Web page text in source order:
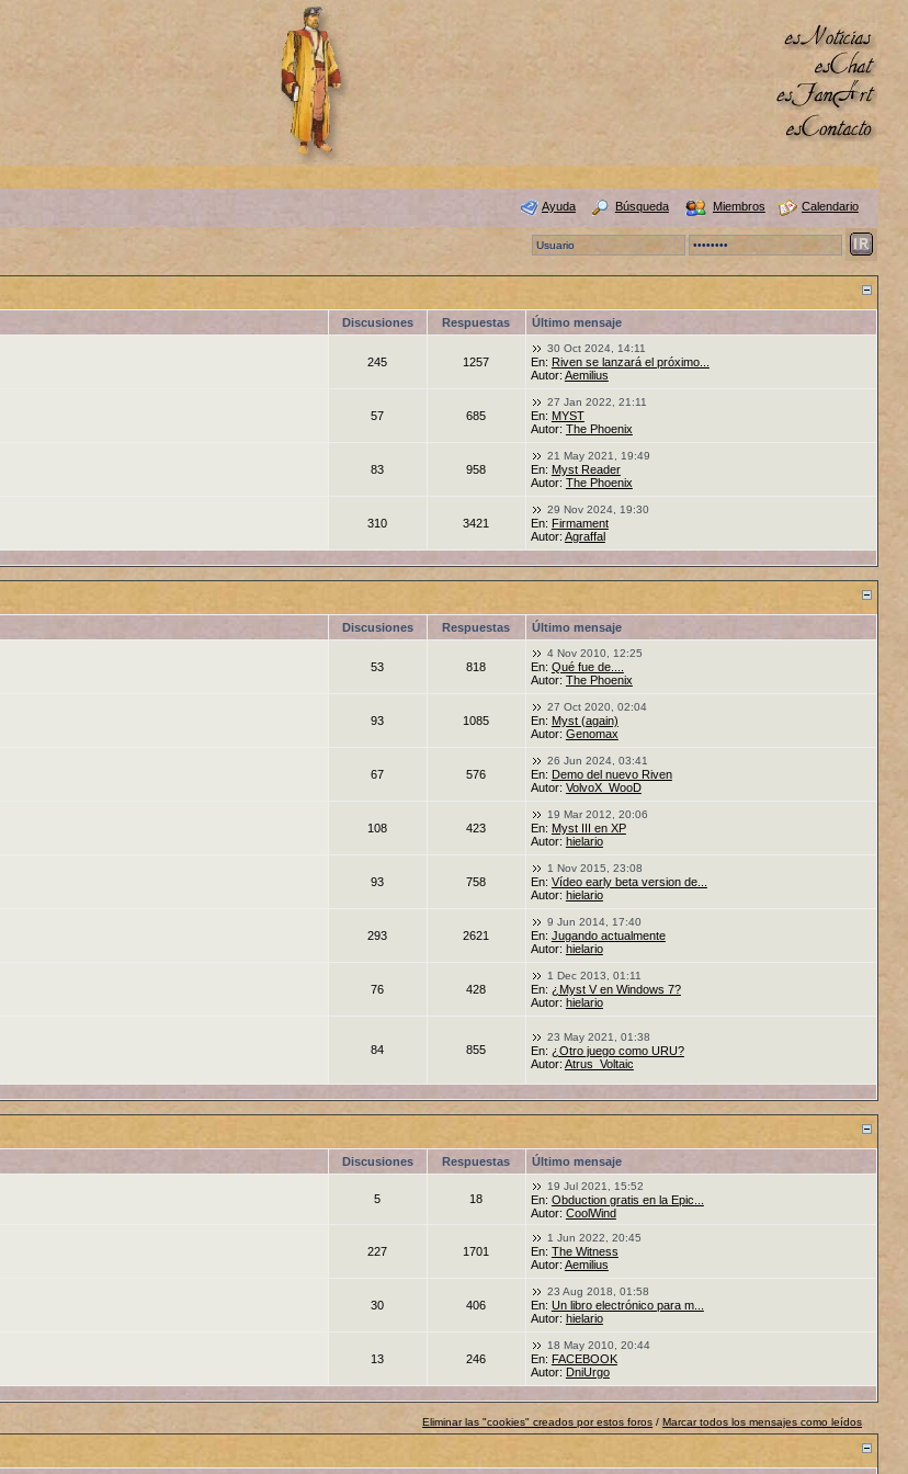
Ayuda Búsqueda Miembros Calendario
Discusiones Respuestas
Último mensaje
245 1257
30 Oct 2024, 14:11
En: Riven se lanzará el próximo...
Autor: Aemilius
57 685
27 Jan 2022, 21:11
En: MYST
Autor: The Phoenix
83 958
21 May 2021, 19:49
En: Myst Reader
Autor: The Phoenix
310 3421
29 Nov 2024, 19:30
En: Firmament
Autor: Agraffal
Discusiones Respuestas
Último mensaje
53 818
4 Nov 2010, 12:25
En: Qué fue de....
Autor: The Phoenix
93 1085
27 Oct 2020, 02:04
En: Myst (again)
Autor: Genomax
67 576
26 Jun 2024, 03:41
En: Demo del nuevo Riven
Autor: VolvoX_WooD
108 423
19 Mar 2012, 20:06
En: Myst III en XP
Autor: hielario
93 758
1 Nov 2015, 23:08
En: Vídeo early beta version de...
Autor: hielario
293 2621
9 Jun 2014, 17:40
En: Jugando actualmente
Autor: hielario
76 428
1 Dec 2013, 01:11
En: ¿Myst V en Windows 7?
Autor: hielario
84 855
23 May 2021, 01:38
En: ¿Otro juego como URU?
Autor: Atrus_Voltaic
Discusiones Respuestas Último mensaje
5 18
19 Jul 2021, 15:52
En: Obduction gratis en la Epic...
Autor: CoolWind
227 1701
1 Jun 2022, 20:45
En: The Witness
Autor: Aemilius
30 406
23 Aug 2018, 01:58
En: Un libro electrónico para m...
Autor: hielario
13 246
18 May 2010, 20:44
En: FACEBOOK
Autor: DniUrgo
Eliminar las "cookies" creados por estos foros /Marcar todos los mensajes como leídos